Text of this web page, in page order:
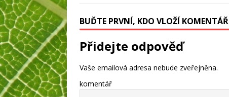
BUĎTE PRVNÍ, KDO VLOŽÍ KOMENTÁŘ
Přidejte odpověď
Vaše emailová adresa nebude zveřejněna.
komentář